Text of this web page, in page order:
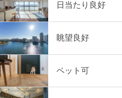
日当たり良好
眺望良好
ペット可